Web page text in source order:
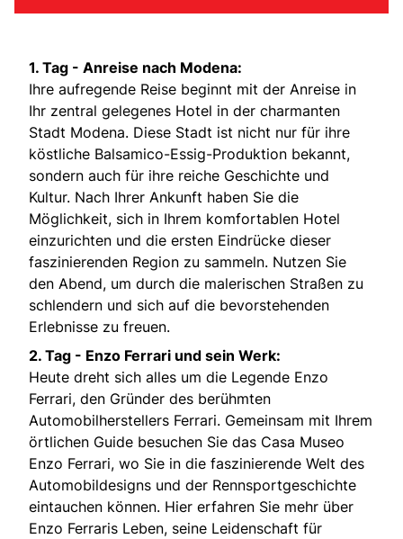
1. Tag - Anreise nach Modena:
Ihre aufregende Reise beginnt mit der Anreise in
Ihr zentral gelegenes Hotel in der charmanten
Stadt Modena. Diese Stadt ist nicht nur für ihre
köstliche Balsamico-Essig-Produktion bekannt,
sondern auch für ihre reiche Geschichte und
Kultur. Nach Ihrer Ankunft haben Sie die
Möglichkeit, sich in Ihrem komfortablen Hotel
einzurichten und die ersten Eindrücke dieser
faszinierenden Region zu sammeln. Nutzen Sie
den Abend, um durch die malerischen Straßen zu
schlendern und sich auf die bevorstehenden
Erlebnisse zu freuen.
2. Tag - Enzo Ferrari und sein Werk:
Heute dreht sich alles um die Legende Enzo
Ferrari, den Gründer des berühmten
Automobilherstellers Ferrari. Gemeinsam mit Ihrem
örtlichen Guide besuchen Sie das Casa Museo
Enzo Ferrari, wo Sie in die faszinierende Welt des
Automobildesigns und der Rennsportgeschichte
eintauchen können. Hier erfahren Sie mehr über
Enzo Ferraris Leben, seine Leidenschaft für